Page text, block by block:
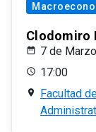
Clodomiro
7 de
17:00
Facultad